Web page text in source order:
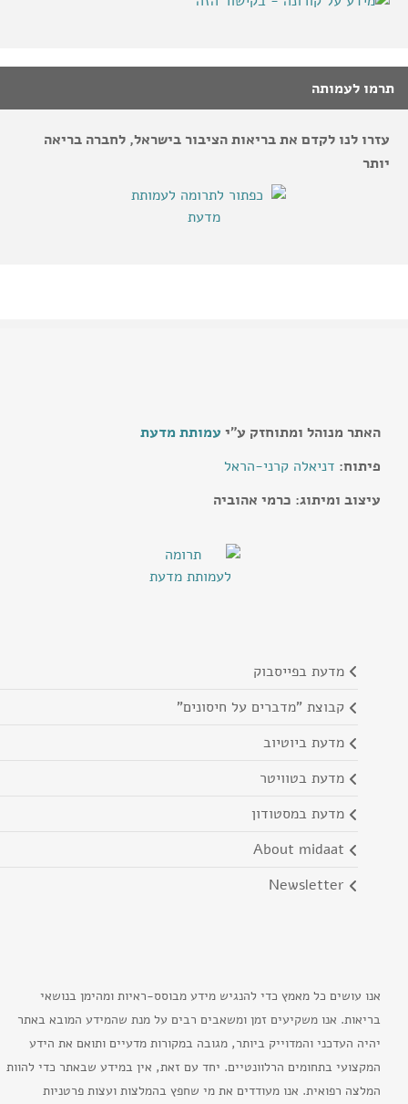
תרמו לעמותה
עזרו לנו לקדם את בריאות הציבור בישראל, לחברה בריאה
יותר
האתר מנוהל ומתוחזק ע"י עמותת מדעת
פיתוח: דניאלה קרני-הראל
עיצוב ומיתוג: כרמי אהוביה
מדעת בפייסבוק
קבוצת "מדברים על חיסונים"
מדעת ביוטיוב
מדעת בטוויטר
מדעת במסטודון
about midaat
newsletter
אנו עושים כל מאמץ כדי להנגיש מידע מבוסס-ראיות ומהימן בנושאי
בריאות. אנו משקיעים זמן ומשאבים רבים על מנת שהמידע המובא באתר
יהיה העדכני והמדוייק ביותר, מגובה במקורות מדעיים ותואם את הידע
המקצועי בתחומים הרלוונטיים. יחד עם זאת, אין במידע שבאתר כדי להוות
המלצה רפואית. אנו מעודדים את מי שחפץ בהמלצות ועצות פרטניות